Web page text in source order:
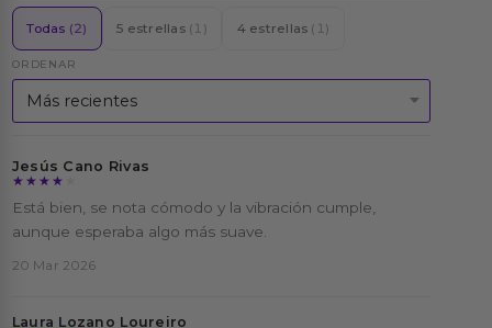
Todas (2) 5 estrellas (1) 4 estrellas (1)
ORDENAR
Jesús Cano Rivas
★★★★★
★★★★★
Está bien, se nota cómodo y la vibración cumple,
aunque esperaba algo más suave.
20 Mar 2026
Laura Lozano Loureiro